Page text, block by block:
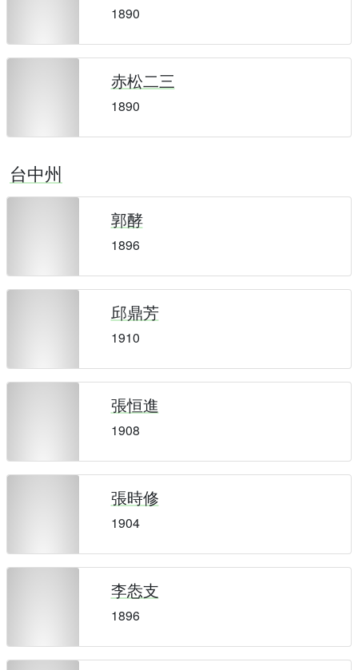
1890
赤松二三
1890
台中州
郭酵
1896
邱鼎芳
1910
張恒進
1908
張時修
1904
李怣支
1896